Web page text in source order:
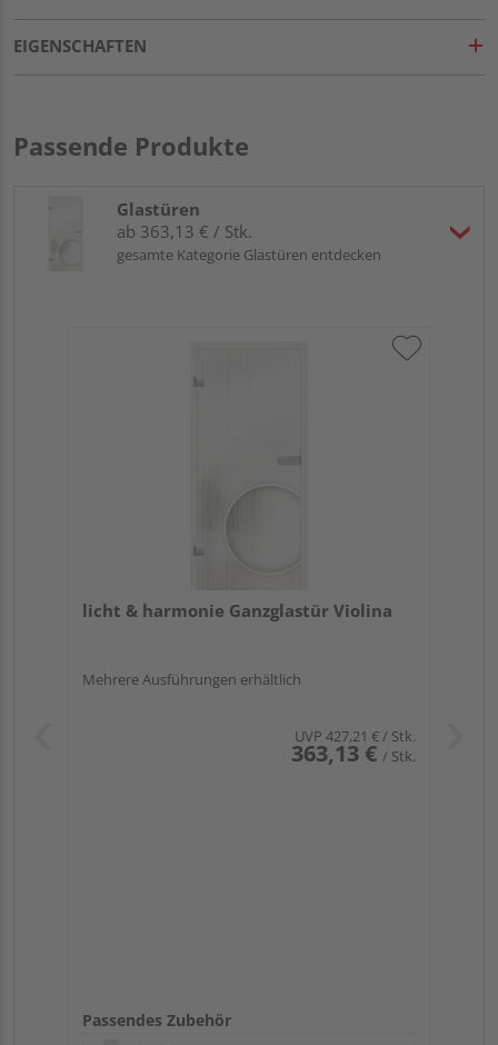
EIGENSCHAFTEN
Passende Produkte
Glastüren
ab 363,13 € / Stk.
gesamte Kategorie Glastüren entdecken
licht & harmonie Ganzglastür Violina
Mehrere Ausführungen erhältlich
UVP 427,21 €/ Stk.
363,13 € / Stk.
Passendes Zubehör